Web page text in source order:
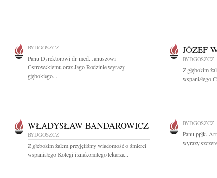
BYDGOSZCZ
Panu Dyrektorowi dr. med. Januszowi
Ostrowskiemu oraz Jego Rodzinie wyrazy
głębokiego...
JÓZEF
BYDGOSZCZ
Z głębokim
wspaniałego
WŁADYSŁAW BANDAROWICZ
BYDGOSZCZ
Z głębokim żalem przyjęliśmy wiadomość o śmierci
wspaniałego Kolegi i znakomitego lekarza...
BYDGOSZCZ
Panu ppłk.
wyrazy